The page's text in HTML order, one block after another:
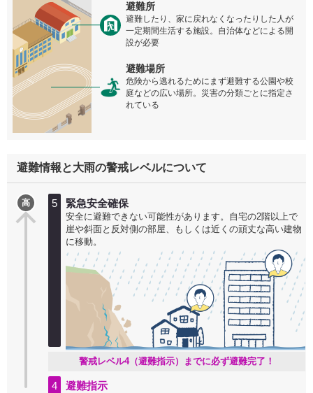
避難所
避難したり、家に戻れなくなったりした人が
一定期間生活する施設。自治体などによる開
設が必要
避難場所
危険から逃れるためにまず避難する公園や校
庭などの広い場所。災害の分類ごとに指定さ
れている
避難情報と大雨の警戒レベルについて
高 5 緊急安全確保
安全に避難できない可能性があります。自宅の2階以上で
崖や斜面と反対側の部屋、もしくは近くの頑丈な高い建物
に移動。
警戒レベル4（避難指示）までに必ず避難完了！
4 避難指示